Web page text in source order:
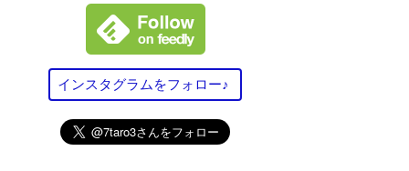
インスタグラムをフォロー♪